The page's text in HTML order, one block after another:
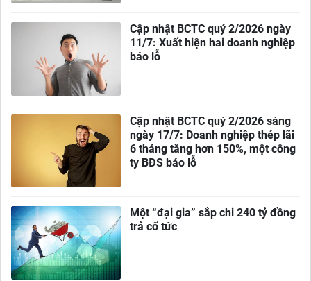
Cập nhật BCTC quý 2/2026 ngày
11/7: Xuất hiện hai doanh nghiệp
báo lỗ
Cập nhật BCTC quý 2/2026 sáng
ngày 17/7: Doanh nghiệp thép lãi
6 tháng tăng hơn 150%, một công
ty BĐS báo lỗ
Một “đại gia” sắp chi 240 tỷ đồng
trả cổ tức